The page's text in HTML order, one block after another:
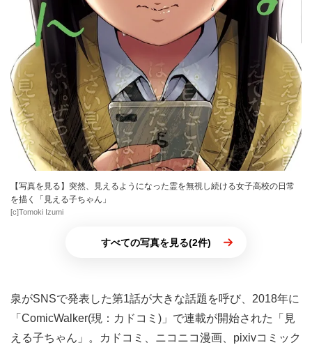
【写真を見る】突然、見えるようになった霊を無視し続ける女子高校の日常
を描く「見える子ちゃん」
[c]Tomoki Izumi
すべての写真を見る(2件)
泉がSNSで発表した第1話が大きな話題を呼び、2018年に
「ComicWalker(現：カドコミ)」で連載が開始された「見
える子ちゃん」。カドコミ、ニコニコ漫画、pixivコミック